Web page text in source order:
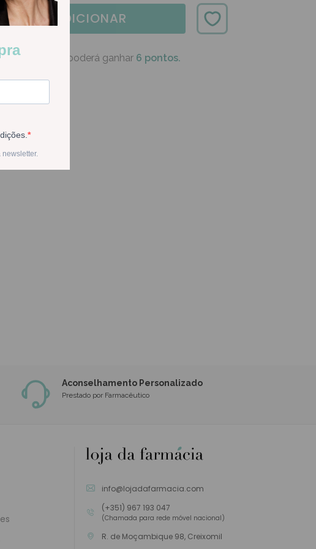
ADICIONAR
produto poderá ganhar 6 pontos.
Aconselhamento Personalizado
Prestado por Farmacêutico
info@lojadafarmacia.com
(+351) 967 193 047
(Chamada para rede móvel nacional)
R. de Moçambique 98, Creixomil